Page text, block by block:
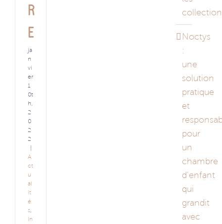
r
e
ja
n
vi
er
1
0t
h,
2
0
2
2
A
ct
u
al
it
é
s,
In
Noctys
:
une
solution
pratique
et
pour
un
chambre
d’enfant
qui
grandit
avec